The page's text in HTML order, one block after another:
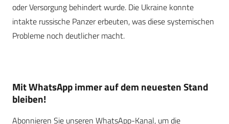
oder Versorgung behindert wurde. Die Ukraine konnte
intakte russische Panzer erbeuten, was diese systemischen
Probleme noch deutlicher macht.
Mit WhatsApp immer auf dem neuesten Stand
bleiben!
Abonnieren Sie unseren WhatsApp-Kanal, um die